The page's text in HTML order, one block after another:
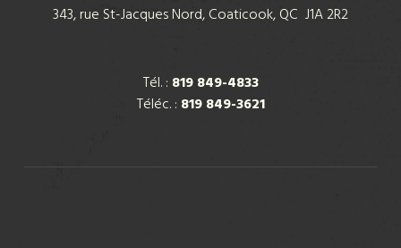
343, rue St-Jacques Nord, Coaticook, QC J1A 2R2
Tél. : 819 849-4833
Téléc. : 819 849-3621